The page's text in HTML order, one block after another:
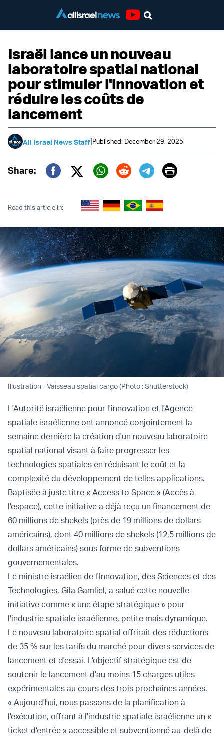
Israël lance un nouveau
laboratoire spatial national
pour stimuler l'innovation et
réduire les coûts de
lancement
All Israel News Staff|Published: December 29, 2025
Share:
Twitter (X)
Print
Read this article in:
Illustration - Vaisseau spatial cargo (Photo : Shutterstock)
L'Autorité israélienne pour l'innovation et l'Agence
spatiale israélienne ont annoncé conjointement la
semaine dernière la création d'un nouveau laboratoire
spatial national visant à faire progresser les
technologies spatiales en réduisant le coût et la
complexité du développement de telles applications.
Baptisée à juste titre « Access to Space » (Accès à
l'espace), cette initiative a déjà reçu un financement de
60 millions de shekels (près de 19 millions de dollars
américains), dont 40 millions de shekels (12,5 millions de
dollars américains) sous forme de subventions
gouvernementales.
Le ministre israélien de l'Innovation, des Sciences et des
Technologies, Gila Gamliel, a salué cette nouvelle
initiative comme « une étape stratégique » pour
l'industrie spatiale israélienne, petite mais dynamique.
Le nouveau laboratoire spatial offrirait des réductions
de 35 % sur les tarifs du marché pour divers services de
lancement et d'essai. L'objectif stratégique est de
soutenir le lancement d'au moins 15 charges utiles
expérimentales au cours des trois prochaines années.
« Aujourd'hui, nous passons de la planification à
l'exécution, offrant à l'industrie spatiale israélienne un «
ticket d'entrée » accessible et subventionné au-delà de